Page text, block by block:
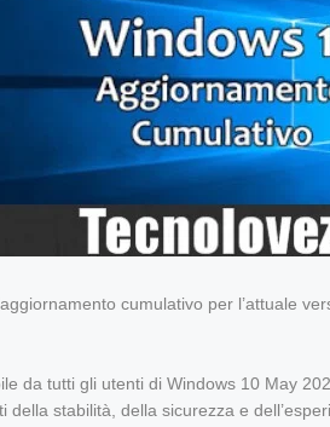
cumulativo per l’attuale
da tutti gli utenti di Windows 10 May
stabilità, della sicurezza e